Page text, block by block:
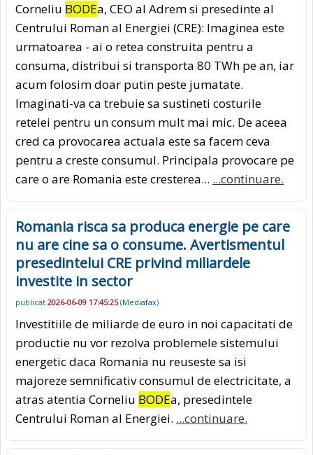
Corneliu BODEa, CEO al Adrem si presedinte al
Centrului Roman al Energiei (CRE): Imaginea este
urmatoarea - ai o retea construita pentru a
consuma, distribui si transporta 80 TWh pe an, iar
acum folosim doar putin peste jumatate.
Imaginati-va ca trebuie sa sustineti costurile
retelei pentru un consum mult mai mic. De aceea
cred ca provocarea actuala este sa facem ceva
pentru a creste consumul. Principala provocare pe
care o are Romania este cresterea... ...continuare.
Romania risca sa produca energie pe care
nu are cine sa o consume. Avertismentul
presedintelui CRE privind miliardele
investite in sector
publicat 2026-06-09 17:45:25(Mediafax)
Investitiile de miliarde de euro in noi capacitati de
productie nu vor rezolva problemele sistemului
energetic daca Romania nu reuseste sa isi
majoreze semnificativ consumul de electricitate, a
atras atentia Corneliu BODEa, presedintele
Centrului Roman al Energiei. ...continuare.